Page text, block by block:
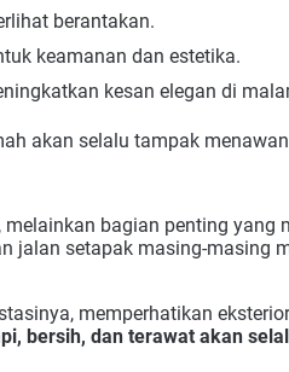
berantakan.
keamanan dan estetika.
kesan elegan di
akan selalu tampak
melainkan bagian penting yang
jalan setapak masing-masing
memperhatikan
bersih, dan terawat akan